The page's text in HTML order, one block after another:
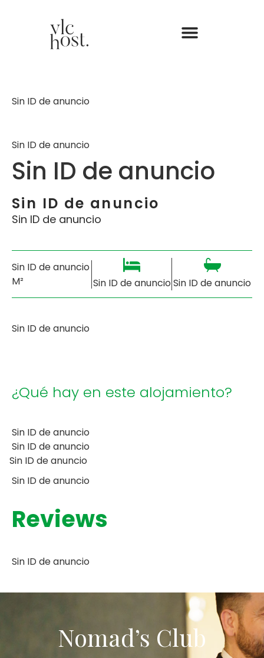
Sin ID de anuncio
Sin ID de anuncio
Sin ID de anuncio
Sin ID de anuncio
Sin ID de anuncio
M²
Sin ID de anuncio Sin ID de anuncio
Sin ID de anuncio
¿Qué hay en este alojamiento?
Sin ID de anuncio
Sin ID de anuncio
Sin ID de anuncio
Sin ID de anuncio
Sin ID de anuncio
Reviews
Sin ID de anuncio
Nomad’s Club